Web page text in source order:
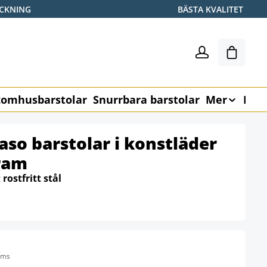
BÄSTA KVALITET
Snurrbara barstolar Mer
barstolar i konstläder
rostfritt stål